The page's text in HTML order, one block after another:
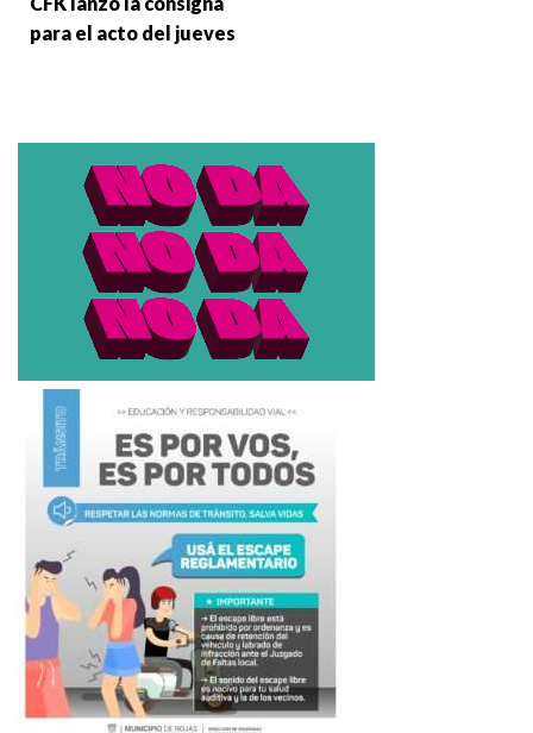
para el acto del jueves